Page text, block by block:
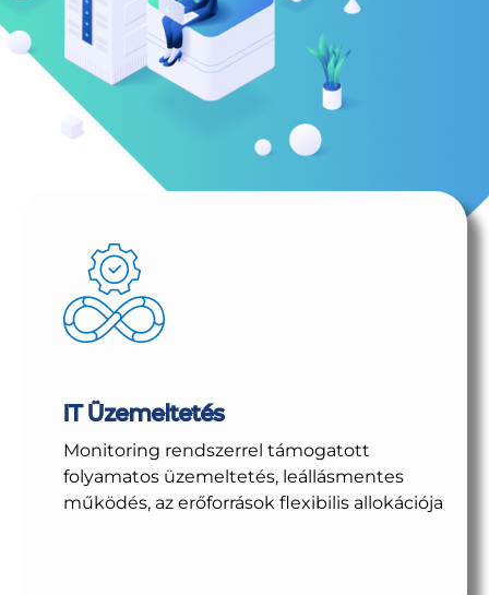
IT Üzemeltetés
Monitoring rendszerrel támogatott
folyamatos üzemeltetés, leállásmentes
működés, az erőforrások flexibilis allokációja